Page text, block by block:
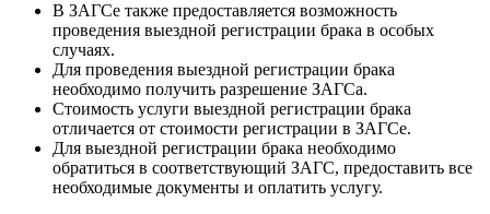
В ЗАГСе также предоставляется возможность
проведения выездной регистрации брака в особых
случаях.
Для проведения выездной регистрации брака
необходимо получить разрешение ЗАГСа.
Стоимость услуги выездной регистрации брака
отличается от стоимости регистрации в ЗАГСе.
Для выездной регистрации брака необходимо
обратиться в соответствующий ЗАГС, предоставить все
необходимые документы и оплатить услугу.